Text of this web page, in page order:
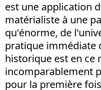
est une application
matérialiste à une
qu'énorme, de
pratique immédiate
historique est en ce
incomparablement
pour la première